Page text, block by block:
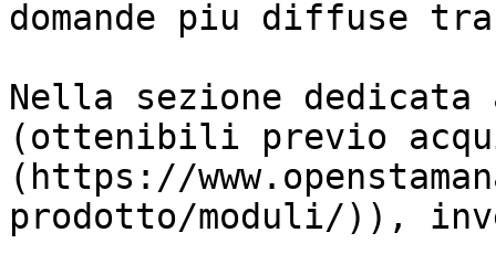
domande piu diffuse
Nella sezione dedicata
(ottenibili previo
(https://
prodotto/moduli/)),